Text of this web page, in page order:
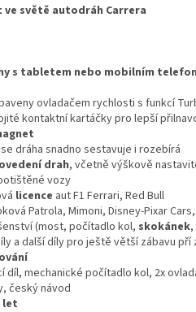
ve světě autodráh Carrera
s tabletem nebo mobilním
ovladačem rychlosti s funkcí
kontaktní kartáčky pro lepší
dráha snadno sestavuje i rozebírá
drah, včetně výškově
vozy
licence aut F1 Ferrari, Red Bull
Patrola, Mimoni, Disney-Pixar
(most, počítadlo kol, skokánek,
a další díly pro ještě větší zábavu pří
díl, mechanické počítadlo kol, 2x
český návod
let